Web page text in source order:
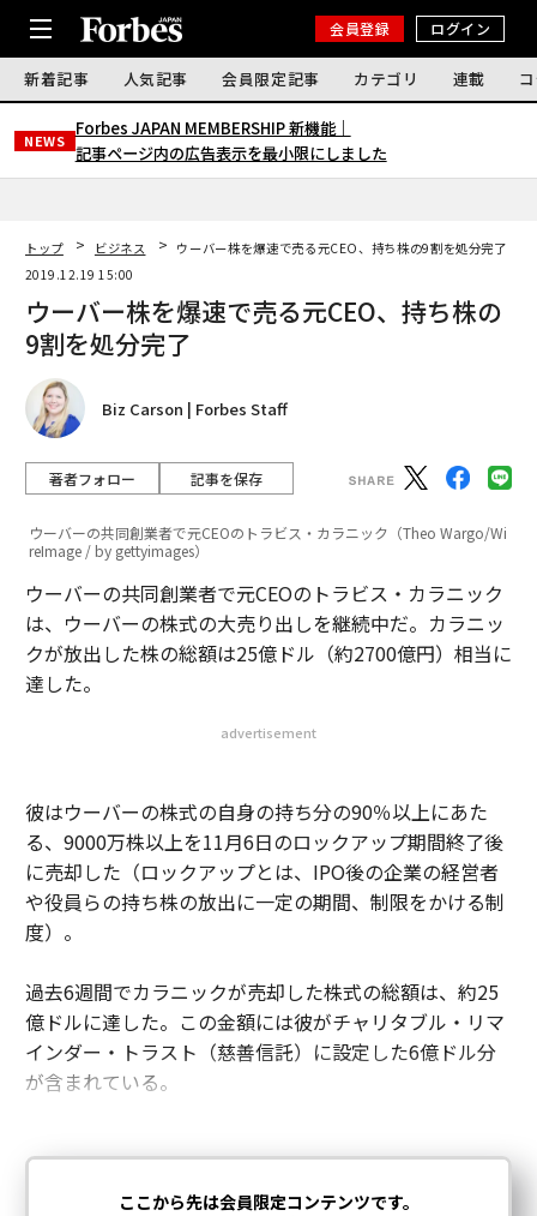
会員登録 ログイン
新着記事 人気記事 会員限定記事 カテゴリ 連載
NEWS
Forbes JAPAN MEMBERSHIP 新機能｜
記事ページ内の広告表示を最小限にしました
トップ ビジネス
ウーバー株を爆速で売る元CEO、持ち株の9割を処分完了
2019.12.19 15:00
ウーバー株を爆速で売る元CEO、持ち株の
9割を処分完了
Biz Carson | Forbes Staff
著者フォロー 記事を保存
ウーバーの共同創業者で元CEOのトラビス・カラニック（Theo Wargo/Wi
reImage / by gettyimages）
ウーバーの共同創業者で元CEOのトラビス・カラニック
は、ウーバーの株式の大売り出しを継続中だ。カラニッ
クが放出した株の総額は25億ドル（約2700億円）相当に
達した。
advertisement
彼はウーバーの株式の自身の持ち分の90％以上にあた
る、9000万株以上を11月6日のロックアップ期間終了後
に売却した（ロックアップとは、IPO後の企業の経営者
や役員らの持ち株の放出に一定の期間、制限をかける制
度）。
過去6週間でカラニックが売却した株式の総額は、約25
億ドルに達した。この金額には彼がチャリタブル・リマ
インダー・トラスト（慈善信託）に設定した6億ドル分
が含まれている。